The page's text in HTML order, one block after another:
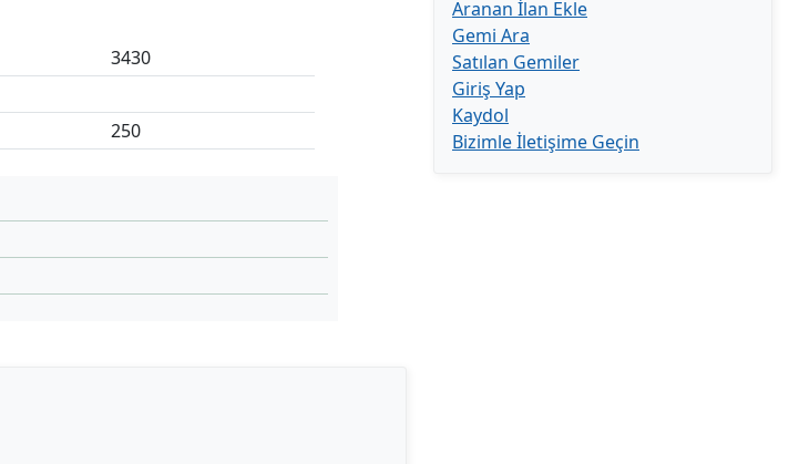
3430
250
Aranan İlan Ekle
Gemi Ara
Satılan Gemiler
Giriş Yap
Kaydol
Bizimle İletişime Geçin